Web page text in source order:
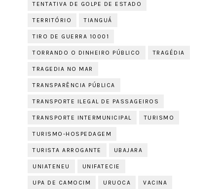
TENTATIVA DE GOLPE DE ESTADO
TERRITÓRIO TIANGUÁ
TIRO DE GUERRA 10001
TORRANDO O DINHEIRO PÚBLICO TRAGÉDIA
TRAGEDIA NO MAR
TRANSPARÊNCIA PÚBLICA
TRANSPORTE ILEGAL DE PASSAGEIROS
TRANSPORTE INTERMUNICIPAL TURISMO
TURISMO-HOSPEDAGEM
TURISTA ARROGANTE UBAJARA
UNIATENEU UNIFATECIE
UPA DE CAMOCIM URUOCA VACINA